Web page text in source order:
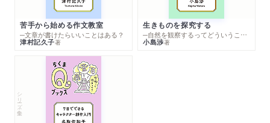
苦手から始める作文教室
─文章が書けたらいいことはある？
津村記久子著
生きものを探究する
─自然を観察するってどういうこと？
小島渉著
シリーズ・全集